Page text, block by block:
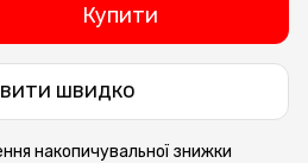
Купити
швидко
накопичувальної знижки